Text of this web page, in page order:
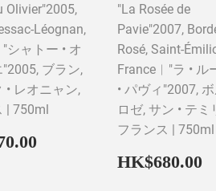
Olivier"2005,
Léognan,
シャトー • オ
"2005, ブラン,
• レオニャン,
| 750ml
HK$570.00
"La Rosée de
Pavie"2007,
Rosé, Saint-
France︱"ラ • ル
• パヴィ"2007,
ロゼ, サン • テミ
フランス | 750ml
Regular
price
HK$680.00